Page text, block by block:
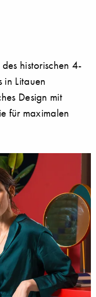
historischen 4-
in Litauen
Design mit
für maximalen